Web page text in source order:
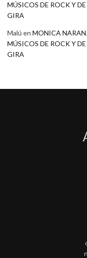
MÚSICOS DE ROCK Y
GIRA
Malú en MONICA
MÚSICOS DE ROCK Y
GIRA